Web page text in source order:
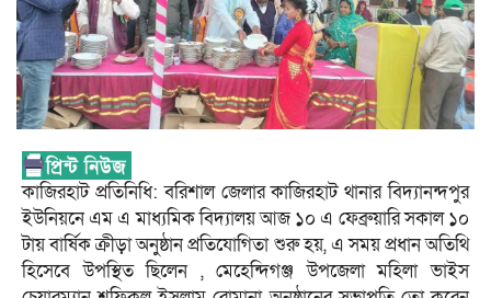
কাজিরহাট প্রতিনিধি: বরিশাল জেলার কাজিরহাট থানার বিদ্যানন্দপুর
ইউনিয়নে এম এ মাধ্যমিক বিদ্যালয় আজ ১০ এ ফেব্রুয়ারি সকাল ১০
টায় বার্ষিক ক্রীড়া অনুষ্ঠান প্রতিযোগিতা শুরু হয়, এ সময় প্রধান অতিথি
হিসেবে উপস্থিত ছিলেন , মেহেন্দিগঞ্জ উপজেলা মহিলা ভাইস